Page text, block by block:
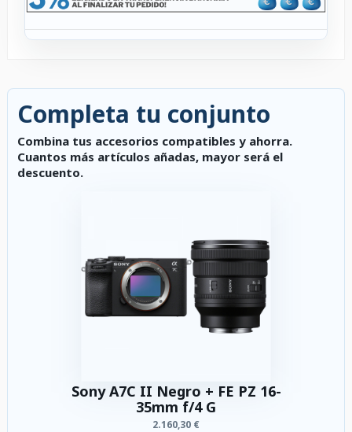
Completa tu conjunto
Combina tus accesorios compatibles y ahorra.
Cuantos más artículos añadas, mayor será el
descuento.
Sony A7C II Negro + FE PZ 16-
35mm f/4 G
2.160,30 €